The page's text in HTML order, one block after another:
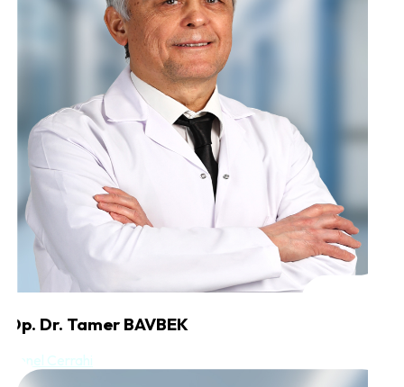
Op. Dr. Tamer BAVBEK
Genel Cerrahi